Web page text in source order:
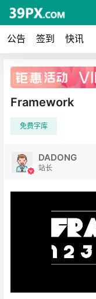
公告 签到 快讯
广告
Framework
免费字库
DADONG
站长